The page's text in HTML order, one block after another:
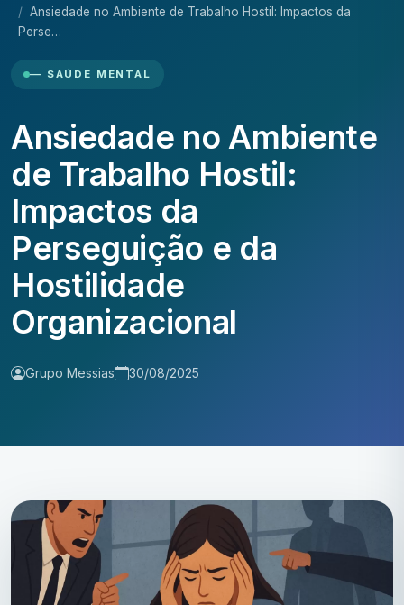
Ansiedade no Ambiente de Trabalho Hostil: Impactos da
Perse…
— SAÚDE MENTAL
Ansiedade no Ambiente
de Trabalho Hostil:
Impactos da
Perseguição e da
Hostilidade
Organizacional
Grupo Messias 30/08/2025